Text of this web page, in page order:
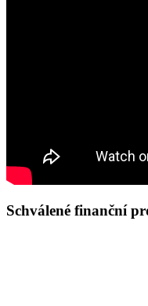
Schválené finanční